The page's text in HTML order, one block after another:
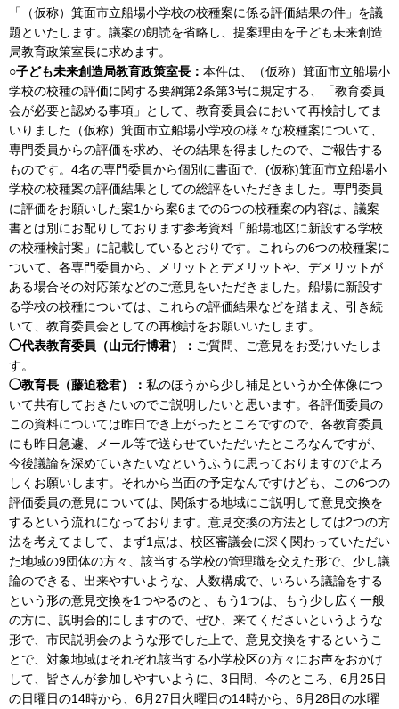
「（仮称）箕面市立船場小学校の校種案に係る評価結果の件」を議
題といたします。議案の朗読を省略し、提案理由を子ども未来創造
局教育政策室長に求めます。
○子ども未来創造局教育政策室長： 本件は、（仮称）箕面市立船場小
学校の校種の評価に関する要綱第2条第3号に規定する、「教育委員
会が必要と認める事項」として、教育委員会において再検討してま
いりました（仮称）箕面市立船場小学校の様々な校種案について、
専門委員からの評価を求め、その結果を得ましたので、ご報告する
ものです。4名の専門委員から個別に書面で、(仮称)箕面市立船場小
学校の校種案の評価結果としての総評をいただきました。専門委員
に評価をお願いした案1から案6までの6つの校種案の内容は、議案
書とは別にお配りしております参考資料「船場地区に新設する学校
の校種検討案」に記載しているとおりです。これらの6つの校種案に
ついて、各専門委員から、メリットとデメリットや、デメリットが
ある場合その対応策などのご意見をいただきました。船場に新設す
る学校の校種については、これらの評価結果などを踏まえ、引き続
いて、教育委員会としての再検討をお願いいたします。
◯代表教育委員（山元行博君）： ご質問、ご意見をお受けいたしま
す。
◯教育長（藤迫稔君）： 私のほうから少し補足というか全体像につ
いて共有しておきたいのでご説明したいと思います。各評価委員の
この資料については昨日でき上がったところですので、各教育委員
にも昨日急遽、メール等で送らせていただいたところなんですが、
今後議論を深めていきたいなというふうに思っておりますのでよろ
しくお願いします。それから当面の予定なんですけども、この6つの
評価委員の意見については、関係する地域にご説明して意見交換を
するという流れになっております。意見交換の方法としては2つの方
法を考えてまして、まず1点は、校区審議会に深く関わっていただい
た地域の9団体の方々、該当する学校の管理職を交えた形で、少し議
論のできる、出来やすいような、人数構成で、いろいろ議論をする
という形の意見交換を1つやるのと、もう1つは、もう少し広く一般
の方に、説明会的にしますので、ぜひ、来てくださいというような
形で、市民説明会のような形でした上で、意見交換をするというこ
とで、対象地域はそれぞれ該当する小学校区の方々にお声をおかけ
して、皆さんが参加しやすいように、3日間、今のところ、6月25日
の日曜日の14時から、6月27日火曜日の14時から、6月28日の水曜